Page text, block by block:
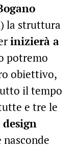
la struttura
inizierà a
potremo
obiettivo,
il tempo
e tre le